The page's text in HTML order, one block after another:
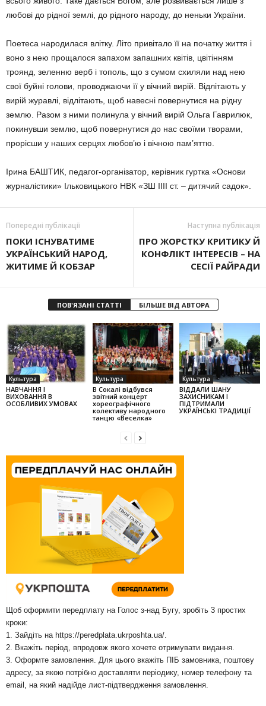
любові до рідної землі, до рідного народу, до неньки України.
Поетеса народилася влітку. Літо привітало її на початку життя і
воно з нею прощалося запахом запашних квітів, цвітінням
троянд, зеленню верб і тополь, що з сумом схиляли над нею
свої буйні голови, проводжаючи її у вічний вирій. Відлітають у
вирій журавлі, відлітають, щоб навесні повернутися на рідну
землю. Разом з ними полинула у вічний вирій Ольга Гаврилюк,
покинувши землю, щоб повернутися до нас своїми творами,
прорісши у наших серцях любов’ю і вічною пам’яттю.
Ірина БАШТИК, педагог-організатор, керівник гуртка «Основи
журналістики» Ільковицького НВК «ЗШ ІІІІ ст. – дитячий садок».
Попередні публікації
ПОКИ ІСНУВАТИМЕ
УКРАЇНСЬКИЙ НАРОД,
ЖИТИМЕ Й КОБЗАР
Наступна публікація
ПРО ЖОРСТКУ КРИТИКУ Й
КОНФЛІКТ ІНТЕРЕСІВ – НА
СЕСІЇ РАЙРАДИ
ПОВ'ЯЗАНІ СТАТТІ БІЛЬШЕ ВІД АВТОРА
Культура
НАВЧАННЯ І
ВИХОВАННЯ В
ОСОБЛИВИХ УМОВАХ
Культура
В Сокалі відбувся
звітний концерт
хореографічного
колек­тиву народного
танцю «Веселка»
Культура
ВІДДАЛИ ШАНУ
ЗАХИСНИКАМ І
ПІДТРИМАЛИ
УКРАЇНСЬКІ ТРАДИЦІЇ
Щоб оформити передплату на Голос з-над Бугу, зробіть 3 простих
кроки:
1. Зайдіть на https://peredplata.ukrposhta.ua/
2. Вкажіть період, впродовж якого хочете отримувати видання.
3. Оформте замовлення. Для цього вкажіть ПІБ замовника, поштову
адресу, за якою потрібно доставляти періодику, номер телефону та
email, на який надійде лист-підтвердження замовлення.